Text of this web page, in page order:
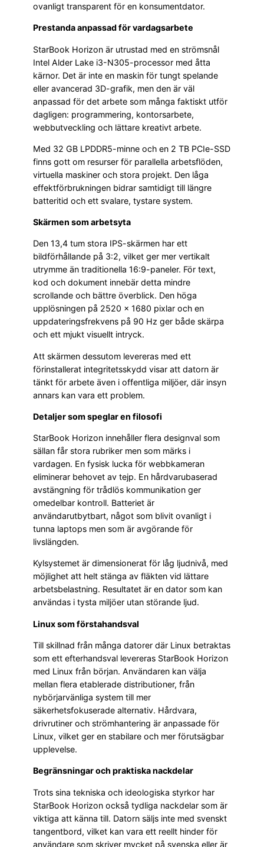
ovanligt transparent för en konsumentdator.
Prestanda anpassad för vardagsarbete
StarBook Horizon är utrustad med en strömsnål
Intel Alder Lake i3-N305-processor med åtta
kärnor. Det är inte en maskin för tungt spelande
eller avancerad 3D-grafik, men den är väl
anpassad för det arbete som många faktiskt utför
dagligen: programmering, kontorsarbete,
webbutveckling och lättare kreativt arbete.
Med 32 GB LPDDR5-minne och en 2 TB PCIe-SSD
finns gott om resurser för parallella arbetsflöden,
virtuella maskiner och stora projekt. Den låga
effektförbrukningen bidrar samtidigt till längre
batteritid och ett svalare, tystare system.
Skärmen som arbetsyta
Den 13,4 tum stora IPS-skärmen har ett
bildförhållande på 3:2, vilket ger mer vertikalt
utrymme än traditionella 16:9-paneler. För text,
kod och dokument innebär detta mindre
scrollande och bättre överblick. Den höga
upplösningen på 2520 × 1680 pixlar och en
uppdateringsfrekvens på 90 Hz ger både skärpa
och ett mjukt visuellt intryck.
Att skärmen dessutom levereras med ett
förinstallerat integritetsskydd visar att datorn är
tänkt för arbete även i offentliga miljöer, där insyn
annars kan vara ett problem.
Detaljer som speglar en filosofi
StarBook Horizon innehåller flera designval som
sällan får stora rubriker men som märks i
vardagen. En fysisk lucka för webbkameran
eliminerar behovet av tejp. En hårdvarubaserad
avstängning för trådlös kommunikation ger
omedelbar kontroll. Batteriet är
användarutbytbart, något som blivit ovanligt i
tunna laptops men som är avgörande för
livslängden.
Kylsystemet är dimensionerat för låg ljudnivå, med
möjlighet att helt stänga av fläkten vid lättare
arbetsbelastning. Resultatet är en dator som kan
användas i tysta miljöer utan störande ljud.
Linux som förstahandsval
Till skillnad från många datorer där Linux betraktas
som ett efterhandsval levereras StarBook Horizon
med Linux från början. Användaren kan välja
mellan flera etablerade distributioner, från
nybörjarvänliga system till mer
säkerhetsfokuserade alternativ. Hårdvara,
drivrutiner och strömhantering är anpassade för
Linux, vilket ger en stabilare och mer förutsägbar
upplevelse.
Begränsningar och praktiska nackdelar
Trots sina tekniska och ideologiska styrkor har
StarBook Horizon också tydliga nackdelar som är
viktiga att känna till. Datorn säljs inte med svenskt
tangentbord, vilket kan vara ett reellt hinder för
användare som skriver mycket på svenska eller är